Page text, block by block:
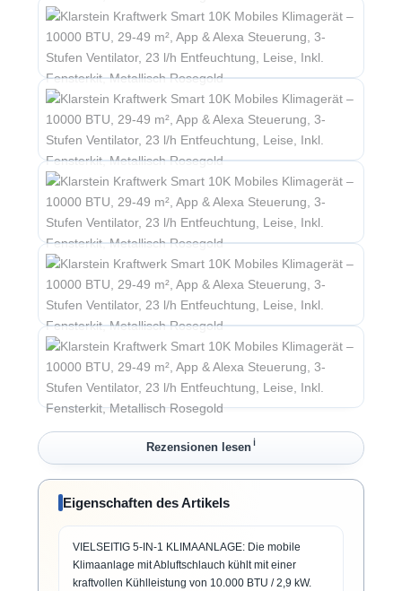
Rezensionen lesen ℹ︎
Eigenschaften des Artikels
VIELSEITIG 5-IN-1 KLIMAANLAGE: Die mobile
Klimaanlage mit Abluftschlauch kühlt mit einer
kraftvollen Kühlleistung von 10.000 BTU / 2,9 kW.